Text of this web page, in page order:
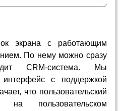
экрана с работающим
По нему можно сразу
CRM-система. Мы
с поддержкой
что пользовательский
на пользовательском